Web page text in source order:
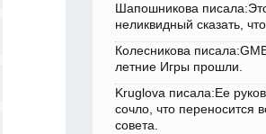
Шапошникова
неликвидный сказать,
Колесникова
летние Игры прошли.
Kruglova писала:Ее
сочло, что переносится
совета.